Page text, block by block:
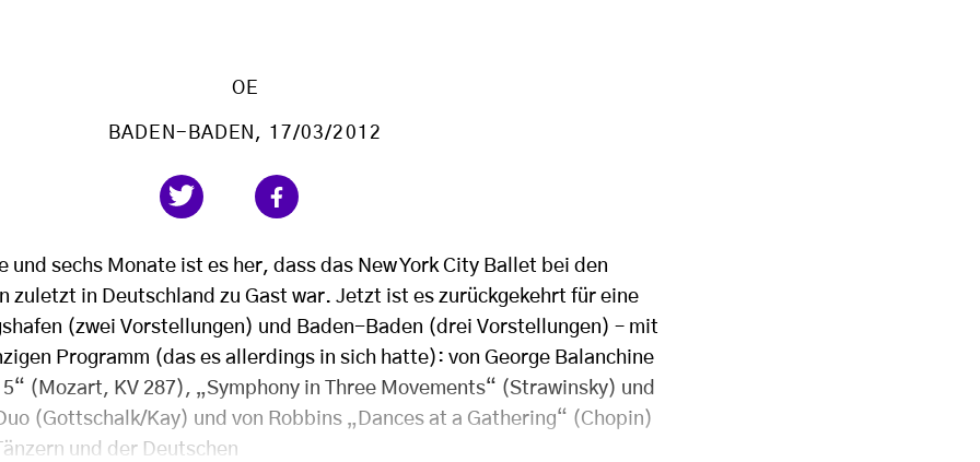
OE
BADEN-BADEN , 17/03/2012
und sechs Monate ist es her, dass das New York City Ballet bei den
zuletzt in Deutschland zu Gast war. Jetzt ist es zurückgekehrt für eine
(zwei Vorstellungen) und Baden-Baden (drei Vorstellungen) – mit
Programm (das es allerdings in sich hatte): von George Balanchine
(Mozart, KV 287), „Symphony in Three Movements“ (Strawinsky) und
(Gottschalk/Kay) und von Robbins „Dances at a Gathering“ (Chopin)
und der Deutschen